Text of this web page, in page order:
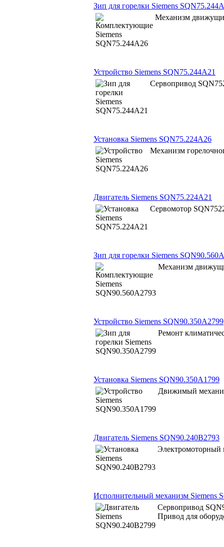
Зип для горелки Siemens
Механизм
Устройство Siemens SQN75.244A21
Сервопривод
Установка Siemens SQN75.224A26
Механизм
Двигатель Siemens SQN75.224A21
Сервомотор
Зип для горелки Siemens
Механизм
Устройство Siemens SQN90.350A2799
Ремонт
Установка Siemens SQN90.350A1799
Движимый
Двигатель Siemens SQN90.240B2793
Электромоторный
Исполнительный механизм Siemens
Сервопривод
Привод для